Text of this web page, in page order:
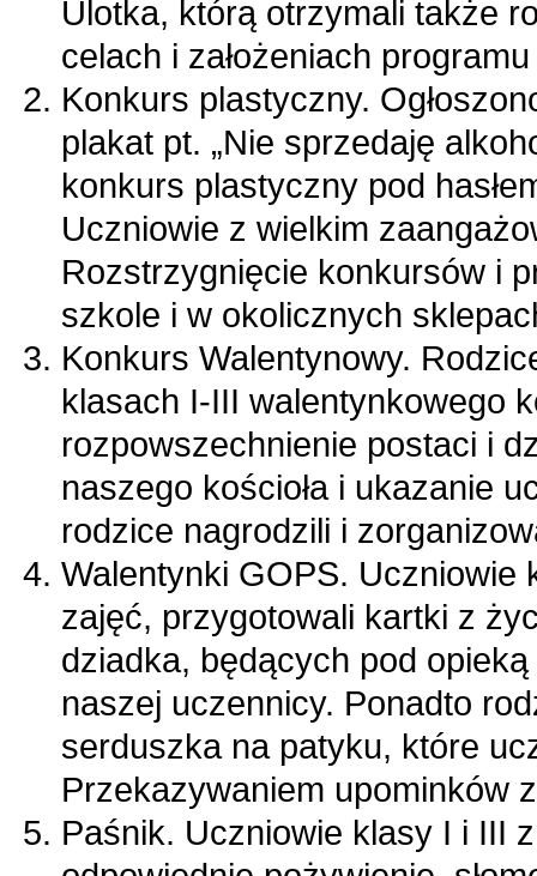
Ulotka, którą otrzymali także
celach i założeniach
Konkurs plastyczny.
plakat pt. „Nie sprzedaję
konkurs plastyczny pod
Uczniowie z wielkim
Rozstrzygnięcie konkursów i
szkole i w okolicznych
Konkurs Walentynowy.
klasach I-III walentynkowego
rozpowszechnienie postaci i
naszego kościoła i ukazanie
rodzice nagrodzili i
Walentynki GOPS. Uczniowie
zajęć, przygotowali kartki z
dziadka, będących pod
naszej uczennicy. Ponadto
serduszka na patyku, które
Przekazywaniem upominków
Paśnik. Uczniowie klasy I i III